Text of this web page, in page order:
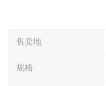
售卖地
规格